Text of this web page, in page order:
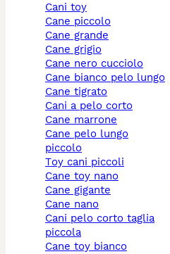
cani toy
cane piccolo
cane grande
cane grigio
cane nero cucciolo
cane bianco pelo lungo
cane tigrato
cani a pelo corto
cane marrone
cane pelo lungo
piccolo
toy cani piccoli
cane toy nano
cane gigante
cane nano
cani pelo corto taglia
piccola
cane toy bianco